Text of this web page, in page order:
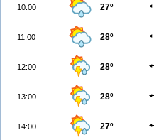
10:00 27º
11:00 28º
12:00 28º
13:00 28º
14:00 27º